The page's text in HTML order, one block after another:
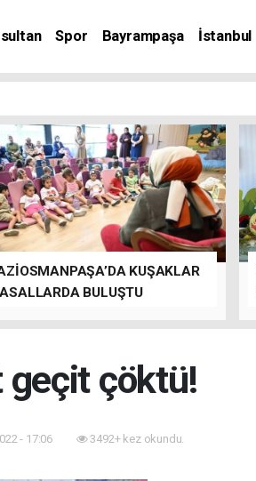
Spor Bayrampaşa İstanbul
KUŞAKLAR
BULUŞTU
geçit çöktü!
- 17:06 3492+ kez okundu.